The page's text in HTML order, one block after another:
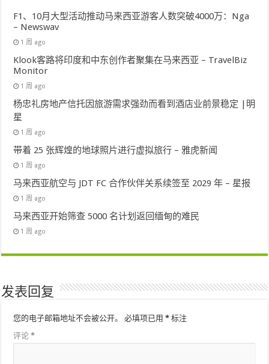
F1、10月大型活动推动马来西亚游客人数突破4000万：Nga
– Newswav
1 周 ago
Klook客路将印度和中东创作者聚集在马来西亚 – TravelBiz
Monitor
1 周 ago
杨忠礼房地产信托因旅游需求强劲而看到酒店业前景稳定 |明
星
1 周 ago
带着 25 张辉煌的地球照片进行虚拟旅行 – 雅虎新闻
1 周 ago
马来西亚航空与 JDT FC 合作伙伴关系续签至 2029 年 – 星报
1 周 ago
马来西亚开始筛查 5000 名计划返回缅甸的难民
1 周 ago
发表回复
您的电子邮箱地址不会被公开。 必填项已用* 标注
评论*